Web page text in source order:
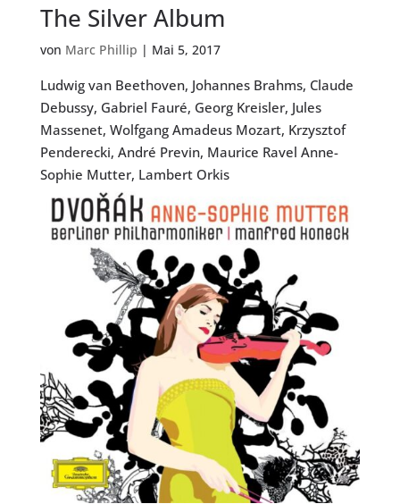
The Silver Album
von Marc Phillip | Mai 5, 2017
Ludwig van Beethoven, Johannes Brahms, Claude
Debussy, Gabriel Fauré, Georg Kreisler, Jules
Massenet, Wolfgang Amadeus Mozart, Krzysztof
Penderecki, André Previn, Maurice Ravel Anne-
Sophie Mutter, Lambert Orkis